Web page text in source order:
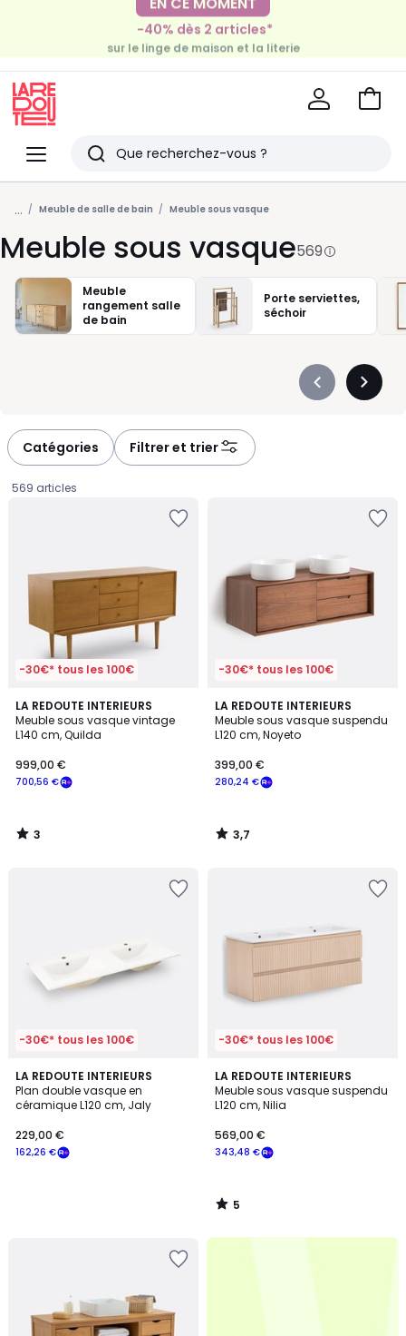
EN CE MOMENT
-30€ tous les 100€*
sur le meuble & la déco
-40% dès 2 articles*
sur le linge de maison et la literie
Menu
Redoute
Rechercher
Derniers
articles
vus
Voir
... Meuble de salle de bain Meuble sous vasque
Meuble sous vasque569
Meuble
rangement salle
de bain
Porte serviettes,
séchoir
Précédent
Catégories Filtrer et trier
569 articles
-30€* tous les 100€
LA REDOUTE INTERIEURS
Meuble sous vasque vintage
L140 cm, Quilda
€
souscrivez
notre
programme
€.
700,56 €
999,00 €
3
/
5
3
/
-30€* tous les 100€
LA REDOUTE INTERIEURS
Meuble sous vasque suspendu
L120 cm, Noyeto
280,24 €
399,00 €
3,7
/ 5
3,7
/
-30€* tous les 100€
LA REDOUTE INTERIEURS
Plan double vasque en
céramique L120 cm, Jaly
162,26 €
229,00 €
-30€* tous les 100€
LA REDOUTE INTERIEURS
Meuble sous vasque suspendu
L120 cm, Nilia
343,48 €
569,00 €
5
/
5
5
/